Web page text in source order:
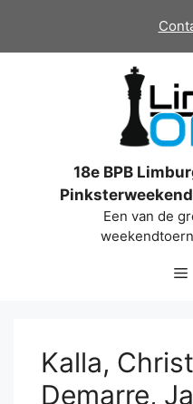
de
18e BPB
Een van de
Kalla,
Demarre,